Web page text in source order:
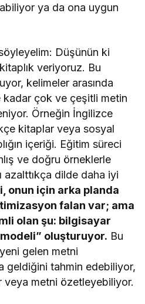
ya da ona uygun
Düşünün ki
veriyoruz. Bu
kelimeler arasında
kadar çok ve çeşitli metin
Örneğin İngilizce
kitaplar veya sosyal
içeriği. Eğitim süreci
ve doğru örneklerle
azalttıkça dilde daha iyi
onun için arka planda
falan var; ama
olan şu: bilgisayar
oluşturuyor. Bu
gelen metni
geldiğini tahmin edebiliyor,
veya metni özetleyebiliyor.